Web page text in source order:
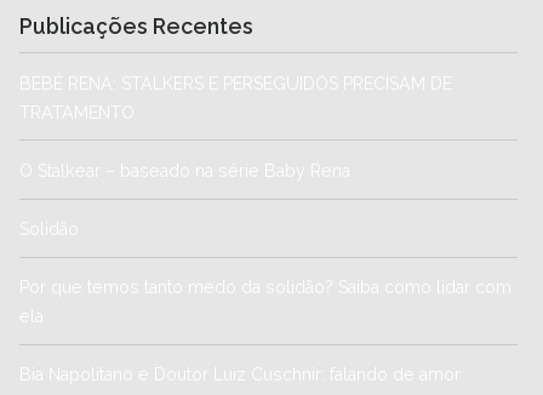
Publicações Recentes
BEBÊ RENA: STALKERS E PERSEGUIDOS PRECISAM DE
TRATAMENTO
O Stalkear – baseado na série Baby Rena
Solidão
Por que temos tanto medo da solidão? Saiba como lidar com
ela
Bia Napolitano e Doutor Luiz Cuschnir: falando de amor